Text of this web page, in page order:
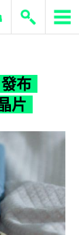
ERP 與商業 AI
布
片